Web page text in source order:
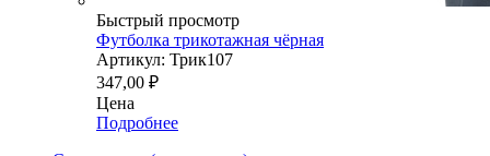
Быстрый просмотр
Футболка трикотажная чёрная
Артикул: Трик107
347,00 ₽
Цена
Подробнее